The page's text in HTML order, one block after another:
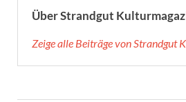
Über Strandgut
Zeige alle Beiträge von Strandgut